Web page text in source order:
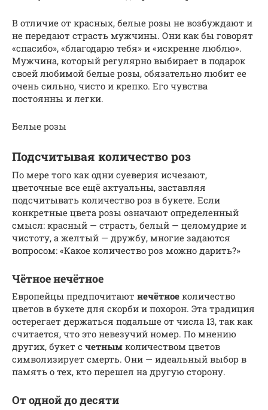
В отличие от красных, белые розы не возбуждают и
не передают страсть мужчины. Они как бы говорят
«спасибо», «благодарю тебя» и «искренне люблю».
Мужчина, который регулярно выбирает в подарок
своей любимой белые розы, обязательно любит ее
очень сильно, чисто и крепко. Его чувства
постоянны и легки.
Белые розы
Подсчитывая количество роз
По мере того как одни суеверия исчезают,
цветочные все ещё актуальны, заставляя
подсчитывать количество роз в букете. Если
конкретные цвета розы означают определенный
смысл: красный — страсть, белый — целомудрие и
чистоту, а желтый — дружбу, многие задаются
вопросом: «Какое количество роз можно дарить?»
Чётное нечётное
Европейцы предпочитают нечётное количество
цветов в букете для скорби и похорон. Эта традиция
остерегает держаться подальше от числа 13, так как
считается, что это невезучий номер. По мнению
других, букет с четным количеством цветов
символизирует смерть. Они — идеальный выбор в
память о тех, кто перешел на другую сторону.
От одной до десяти